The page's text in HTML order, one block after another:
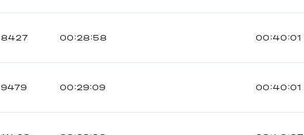
8427 00:28:58 00:40:01
9479 00:29:09 00:40:01